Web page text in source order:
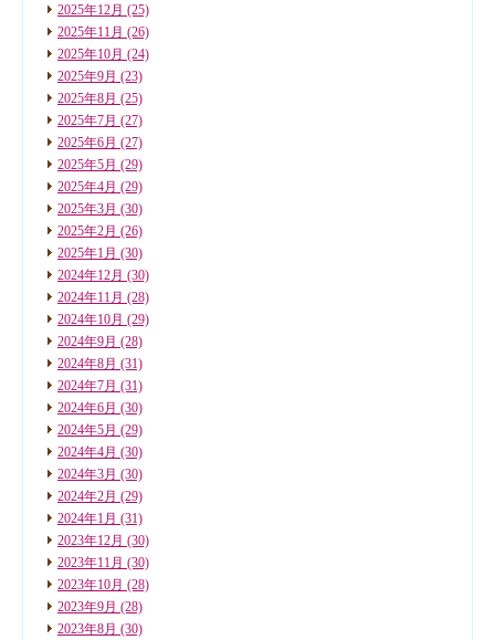
2025年12月 (25)
2025年11月 (26)
2025年10月 (24)
2025年9月 (23)
2025年8月 (25)
2025年7月 (27)
2025年6月 (27)
2025年5月 (29)
2025年4月 (29)
2025年3月 (30)
2025年2月 (26)
2025年1月 (30)
2024年12月 (30)
2024年11月 (28)
2024年10月 (29)
2024年9月 (28)
2024年8月 (31)
2024年7月 (31)
2024年6月 (30)
2024年5月 (29)
2024年4月 (30)
2024年3月 (30)
2024年2月 (29)
2024年1月 (31)
2023年12月 (30)
2023年11月 (30)
2023年10月 (28)
2023年9月 (28)
2023年8月 (30)